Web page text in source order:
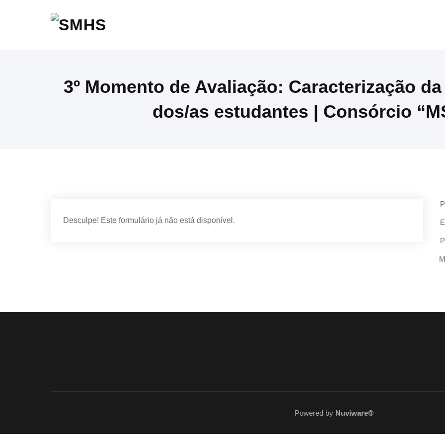
SMHS
3º Momento de Avaliação: Caracterização
dos/as estudantes | Consórcio
Desculpe! Este formulário já não está disponível.
Powered by Nuviware®